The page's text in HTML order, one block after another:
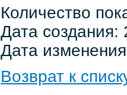
Количество
Дата
Дата
Возврат к